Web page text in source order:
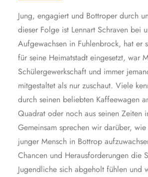
Jung, engagiert und Bottroper durch
dieser Folge ist Lennart Schraven bei
Aufgewachsen in Fuhlenbrock, hat er
für seine Heimatstadt eingesetzt, war
Schülergewerkschaft und immer
mitgestaltet als nur zuschaut. Viele
durch seinen beliebten Kaffeewagen
Quadrat oder noch aus seinen Zeiten
Gemeinsam sprechen wir darüber,
junger Mensch in Bottrop
Chancen und Herausforderungen die
Jugendliche sich abgeholt fühlen und